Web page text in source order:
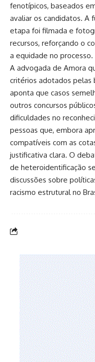
fenotípicos, baseados
avaliar os candidatos. A
etapa foi filmada e
recursos, reforçando o
a equidade no processo.
A advogada de Amora
critérios adotados pelas
aponta que casos
outros concursos
dificuldades no
pessoas que, embora
compatíveis com as
justificativa clara. O
de heteroidentificação
discussões sobre
racismo estrutural no